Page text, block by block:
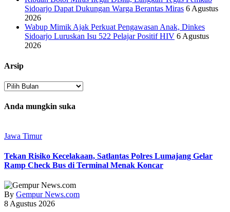
Sidoarjo Dapat Dukungan Warga Berantas Miras 6 Agustus
2026
Wabup Mimik Ajak Perkuat Pengawasan Anak, Dinkes
Sidoarjo Luruskan Isu 522 Pelajar Positif HIV 6 Agustus
2026
Arsip
Arsip
Anda mungkin suka
Jawa Timur
Tekan Risiko Kecelakaan, Satlantas Polres Lumajang Gelar
Ramp Check Bus di Terminal Menak Koncar
By Gempur News.com
8 Agustus 2026